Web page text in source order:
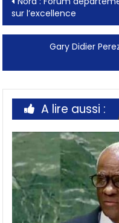
navigation
sur l’excellence
Gary Didier
A lire aussi :